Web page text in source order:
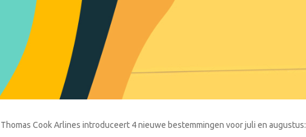
Thomas Cook Arlines introduceert 4 nieuwe bestemmingen voor juli en augustus: